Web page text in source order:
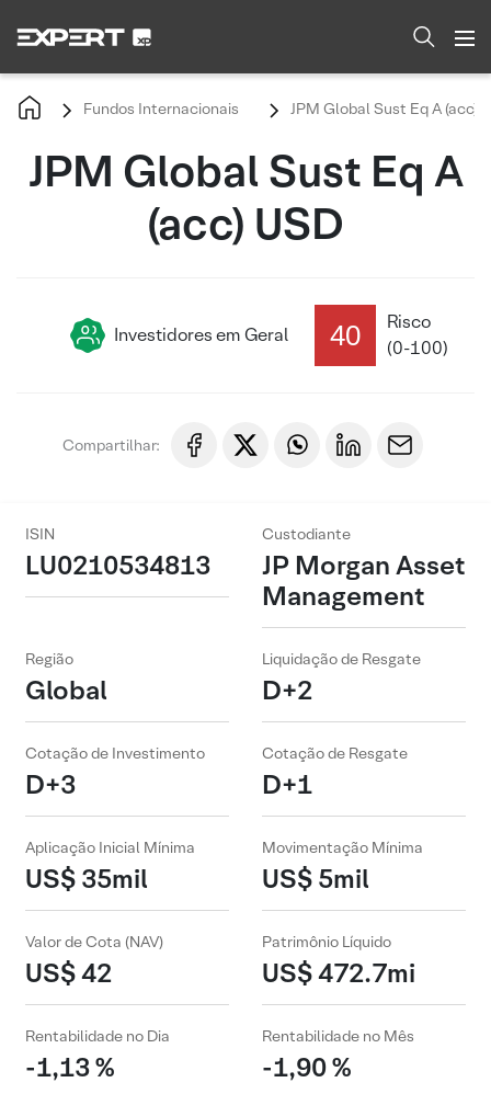
Fundos Internacionais JPM Global Sust Eq A (acc)
JPM Global Sust Eq A
(acc) USD
Investidores em Geral 40
Risco
(0-100)
Compartilhar:
ISIN
LU0210534813
Custodiante
JP Morgan Asset
Management
Região
Global
Liquidação de Resgate
D+2
Cotação de Investimento
D+3
Cotação de Resgate
D+1
Aplicação Inicial Mínima
US$ 35mil
Movimentação Mínima
US$ 5mil
Valor de Cota (NAV)
US$ 42
Patrimônio Líquido
US$ 472.7mi
Rentabilidade no Dia
-1,13 %
Rentabilidade no Mês
-1,90 %